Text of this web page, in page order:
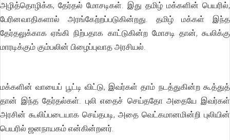
அழித்தொழிக்க, தேர்தல் மோசடிகள். இது தமிழ் மக்களின் பெயரில்,
பேரினவாதிகளால் அரங்கேற்றப்படுகின்றது. தமிழ் மக்கள் இந்த
தேர்தலுக்காக ஏங்கி நிற்பதாக காட்டுகின்ற மோசடி தான், கூலிக்கு
மாரடிக்கும் கும்பலின் பிழைப்புவாத அரசியல்.
மக்களின் வாயைப் பூட்டி விட்டு, இவர்கள் தாம் நடத்துகின்ற கூத்துத்
தான் இந்த தேர்தல்கள். புலி எதைச் செய்ததோ அதையே இவர்கள்
அரசின் கூலிப்படையாக செய்தபடி, அதை வெட்கமானமின்றி புலியின்
பெயரில் ஜனநாயகம் என்கின்றனர்.